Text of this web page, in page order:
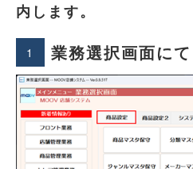
内します。
1 業務選択画面に